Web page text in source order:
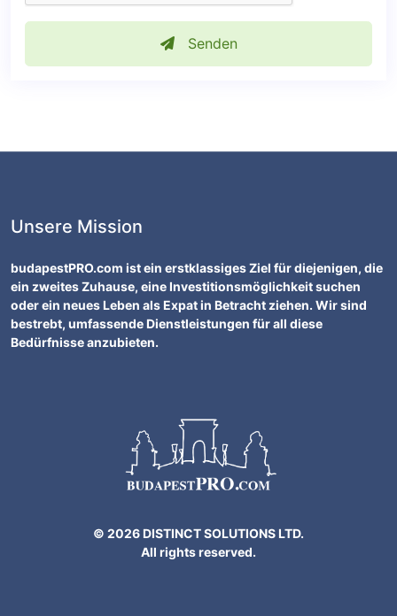
Senden
Unsere Mission
budapestPRO.com ist ein erstklassiges Ziel für diejenigen, die
ein zweites Zuhause, eine Investitionsmöglichkeit suchen
oder ein neues Leben als Expat in Betracht ziehen. Wir sind
bestrebt, umfassende Dienstleistungen für all diese
Bedürfnisse anzubieten.
© 2026 DISTINCT SOLUTIONS LTD.
All rights reserved.